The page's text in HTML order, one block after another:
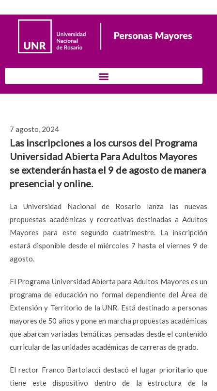
7 agosto, 2024
Las inscripciones a los cursos del Programa
Universidad Abierta Para Adultos Mayores
se extenderán hasta el 9 de agosto de manera
presencial y online.
La Universidad Nacional de Rosario lanza las nuevas
propuestas académicas y recreativas destinadas a Adultos
Mayores para este segundo cuatrimestre. La inscripción
estará disponible desde el miércoles 7 hasta el viernes 9 de
agosto.
El Programa Universidad Abierta para Adultos Mayores es un
programa de educación no formal dependiente del Área de
Extensión y Territorio de la UNR. Está destinado a personas
mayores de 50 años y pone en marcha propuestas académicas
que abarcan variadas temáticas pensadas desde el contenido
curricular de las unidades académicas de carreras de grado.
El rector Franco Bartolacci destacó el lugar prioritario que
tiene este dispositivo dentro de la estructura de la